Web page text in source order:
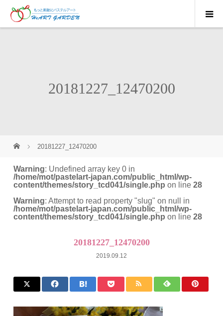
20181227_12470200
20181227_12470200
Warning: Undefined array key 0 in
/home/mot/pastelart-japan.com/public_html/wp-
content/themes/story_tcd041/single.php on line28
Warning: Attempt to read property "slug" on null in
/home/mot/pastelart-japan.com/public_html/wp-
content/themes/story_tcd041/single.php on line28
20181227_12470200
2019.09.12